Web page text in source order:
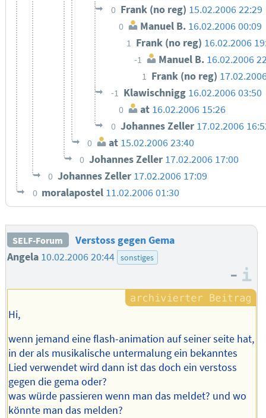
0 Frank (no reg) 15.02.2006 22:29
0 Manuel B. 16.02.2006 00:09
1 Frank (no reg) 16.02.2006
-1 Manuel B. 16.02.2006
1 Frank (no reg)
-1 Klawischnigg 16.02.2006 03:50
0 at 16.02.2006 15:26
0 Johannes Zeller 17.02.2006
0 at 15.02.2006 23:40
0 Johannes Zeller 17.02.2006 17:00
0 Johannes Zeller 17.02.2006 17:09
0 moralapostel 11.02.2006 01:30
SELF-Forum
Verstoss gegen Gema
Angela 10.02.2006 20:44 sonstiges
–
Hi,
wenn jemand eine flash-animation auf seiner seite hat,
in der als musikalische untermalung ein bekanntes
Lied verwendet wird dann ist das doch ein verstoss
gegen die gema oder?
was würde passieren wenn man das meldet? und wo
könnte man das melden?